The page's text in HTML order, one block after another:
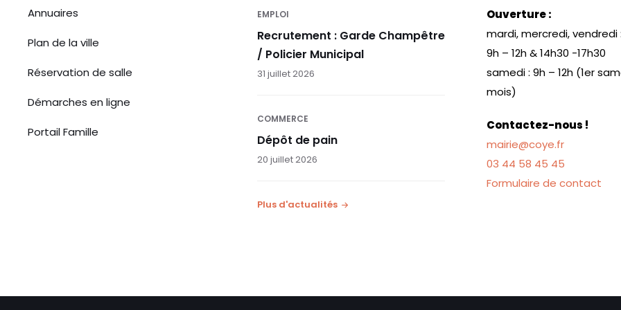
Annuaires
Plan de la ville
Réservation de salle
Démarches en ligne
Portail Famille
EMPLOI
Recrutement : Garde Champêtre
/ Policier Municipal
31 juillet 2026
COMMERCE
Dépôt de pain
20 juillet 2026
Plus d'actualités
Ouverture :
mardi, mercredi, vendredi :
9h – 12h & 14h30 -17h30
samedi : 9h – 12h (1er
mois)
Contactez-nous !
mairie@coye.fr
03 44 58 45 45
Formulaire de contact